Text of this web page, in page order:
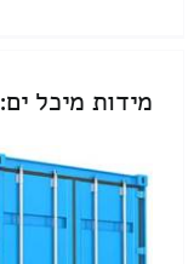
מידות מיכל